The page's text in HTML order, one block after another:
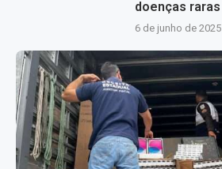
doenças raras
6 de junho de 2025